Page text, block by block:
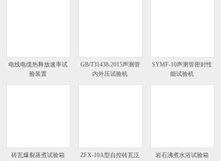
电线电缆热释放速率试
验装置
GB/T31438-2015声测管
内外压试验机
SYMF-10声测管密封性
能试验机
砖瓦爆裂蒸煮试验箱
ZFX-10A型自控砖瓦泛
岩石沸煮水浴试验箱